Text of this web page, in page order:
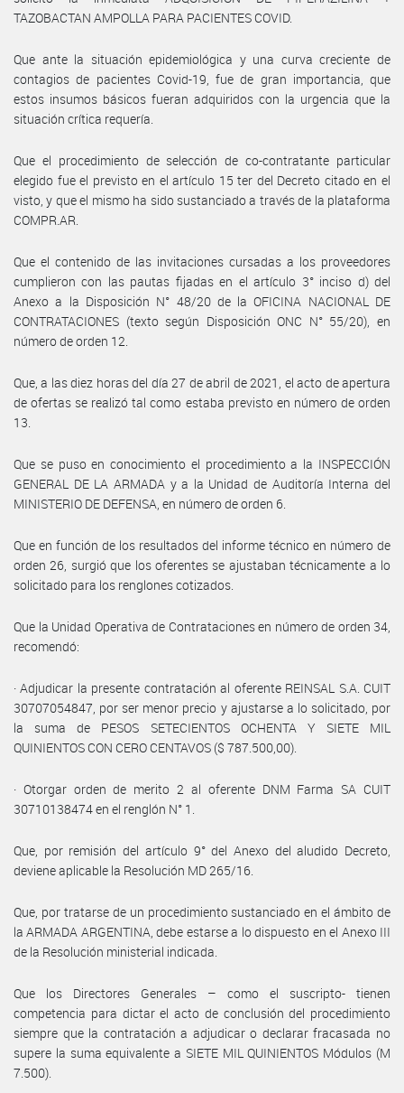
TAZOBACTAN AMPOLLA PARA PACIENTES COVID.
Que ante la situación epidemiológica y una curva creciente de
contagios de pacientes Covid-19, fue de gran importancia, que
estos insumos básicos fueran adquiridos con la urgencia que la
situación crítica requería.
Que el procedimiento de selección de co-contratante particular
elegido fue el previsto en el artículo 15 ter del Decreto citado en el
visto, y que el mismo ha sido sustanciado a través de la plataforma
COMPR.AR.
Que el contenido de las invitaciones cursadas a los proveedores
cumplieron con las pautas fijadas en el artículo 3° inciso d) del
Anexo a la Disposición N° 48/20 de la OFICINA NACIONAL DE
CONTRATACIONES (texto según Disposición ONC N° 55/20), en
número de orden 12.
Que, a las diez horas del día 27 de abril de 2021, el acto de apertura
de ofertas se realizó tal como estaba previsto en número de orden
13.
Que se puso en conocimiento el procedimiento a la INSPECCIÓN
GENERAL DE LA ARMADA y a la Unidad de Auditoría Interna del
MINISTERIO DE DEFENSA, en número de orden 6.
Que en función de los resultados del informe técnico en número de
orden 26, surgió que los oferentes se ajustaban técnicamente a lo
solicitado para los renglones cotizados.
Que la Unidad Operativa de Contrataciones en número de orden 34,
recomendó:
· Adjudicar la presente contratación al oferente REINSAL S.A. CUIT
30707054847, por ser menor precio y ajustarse a lo solicitado, por
la suma de PESOS SETECIENTOS OCHENTA Y SIETE MIL
QUINIENTOS CON CERO CENTAVOS ($ 787.500,00).
· Otorgar orden de merito 2 al oferente DNM Farma SA CUIT
30710138474 en el renglón N° 1.
Que, por remisión del artículo 9° del Anexo del aludido Decreto,
deviene aplicable la Resolución MD 265/16.
Que, por tratarse de un procedimiento sustanciado en el ámbito de
la ARMADA ARGENTINA, debe estarse a lo dispuesto en el Anexo III
de la Resolución ministerial indicada.
Que los Directores Generales – como el suscripto- tienen
competencia para dictar el acto de conclusión del procedimiento
siempre que la contratación a adjudicar o declarar fracasada no
supere la suma equivalente a SIETE MIL QUINIENTOS Módulos (M
7.500).